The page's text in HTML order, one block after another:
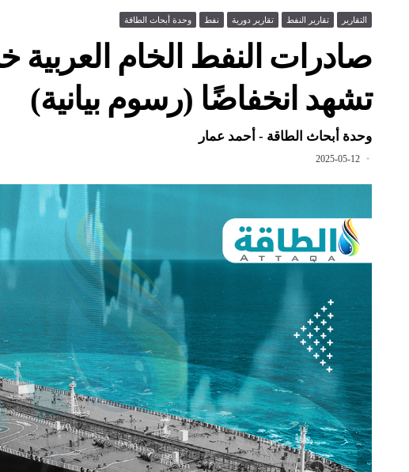
التقارير تقارير النفط تقارير دورية نفط وحدة أبحاث الطاقة
تشهد انخفاضًا (رسوم بيانية)
وحدة أبحاث الطاقة - أحمد عمار
2025-05-12